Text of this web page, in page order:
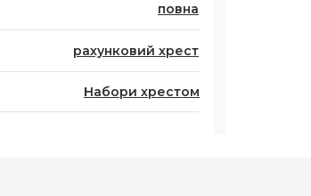
повна
рахунковий хрест
Набори хрестом